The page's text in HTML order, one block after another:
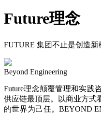
Future理念
FUTURE 集团不止是创造新
Beyond Engineering
Future理念颠覆管理和实践
供应链最顶层。以商业方式
的世界为己任。BEYOND